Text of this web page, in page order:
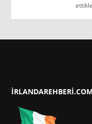
IRLANDAREHBERI.COM